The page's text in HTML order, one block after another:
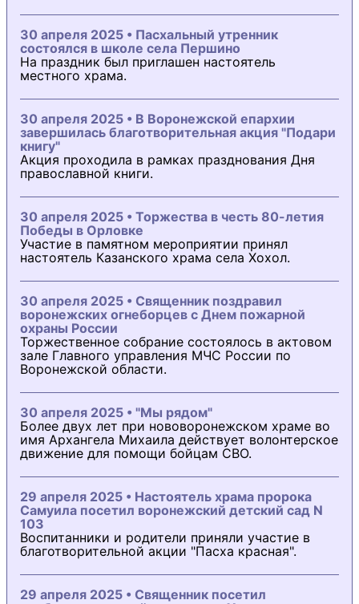
30 апреля 2025 • Пасхальный утренник
состоялся в школе села Першино
На праздник был приглашен настоятель
местного храма.
30 апреля 2025 • В Воронежской епархии
завершилась благотворительная акция "Подари
книгу"
Акция проходила в рамках празднования Дня
православной книги.
30 апреля 2025 • Торжества в честь 80-летия
Победы в Орловке
Участие в памятном мероприятии принял
настоятель Казанского храма села Хохол.
30 апреля 2025 • Священник поздравил
воронежских огнеборцев с Днем пожарной
охраны России
Торжественное собрание состоялось в актовом
зале Главного управления МЧС России по
Воронежской области.
30 апреля 2025 • "Мы рядом"
Более двух лет при нововоронежском храме во
имя Архангела Михаила действует волонтерское
движение для помощи бойцам СВО.
29 апреля 2025 • Настоятель храма пророка
Самуила посетил воронежский детский сад N
103
Воспитанники и родители приняли участие в
благотворительной акции "Пасха красная".
29 апреля 2025 • Священник посетил